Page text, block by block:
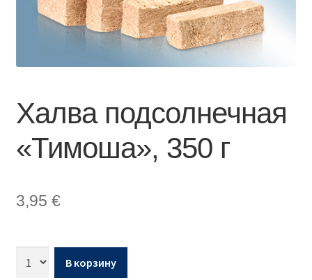
Халва подсолнечная
«Тимоша», 350 г
3,95 €
В корзину